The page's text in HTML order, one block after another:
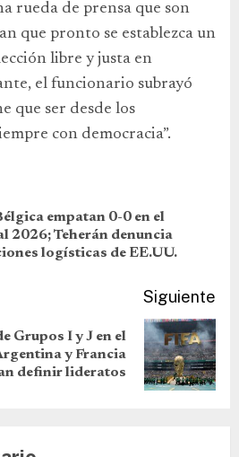
rueda de prensa que son
que pronto se establezca un
libre y justa en
el funcionario subrayó
que ser desde los
con democracia”.
empatan 0-0 en el
2026; Teherán denuncia
logísticas de EE.UU.
Siguiente
Grupos I y J en el
y Francia
definir lideratos